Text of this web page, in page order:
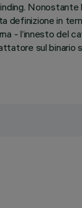
in
- l’innesto del
sul